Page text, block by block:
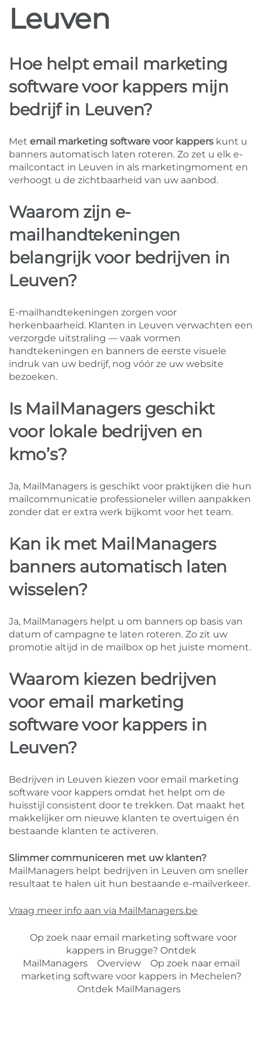
Leuven
Hoe helpt email marketing
software voor kappers mijn
bedrijf in Leuven?
Met email marketing software voor kappers kunt u
banners automatisch laten roteren. Zo zet u elk e-
mailcontact in Leuven in als marketingmoment en
verhoogt u de zichtbaarheid van uw aanbod.
Waarom zijn e-
mailhandtekeningen
belangrijk voor bedrijven in
Leuven?
E-mailhandtekeningen zorgen voor
herkenbaarheid. Klanten in Leuven verwachten een
verzorgde uitstraling — vaak vormen
handtekeningen en banners de eerste visuele
indruk van uw bedrijf, nog vóór ze uw website
bezoeken.
Is MailManagers geschikt
voor lokale bedrijven en
kmo’s?
Ja, MailManagers is geschikt voor praktijken die hun
mailcommunicatie professioneler willen aanpakken
zonder dat er extra werk bijkomt voor het team.
Kan ik met MailManagers
banners automatisch laten
wisselen?
Ja, MailManagers helpt u om banners op basis van
datum of campagne te laten roteren. Zo zit uw
promotie altijd in de mailbox op het juiste moment.
Waarom kiezen bedrijven
voor email marketing
software voor kappers in
Leuven?
Bedrijven in Leuven kiezen voor email marketing
software voor kappers omdat het helpt om de
huisstijl consistent door te trekken. Dat maakt het
makkelijker om nieuwe klanten te overtuigen én
bestaande klanten te activeren.
Slimmer communiceren met uw klanten?
MailManagers helpt bedrijven in Leuven om sneller
resultaat te halen uit hun bestaande e-mailverkeer.
Vraag meer info aan via MailManagers.be
Op zoek naar email marketing software voor
kappers in Brugge? Ontdek
MailManagers
Overview
Op zoek naar email
marketing software voor kappers in Mechelen?
Ontdek MailManagers